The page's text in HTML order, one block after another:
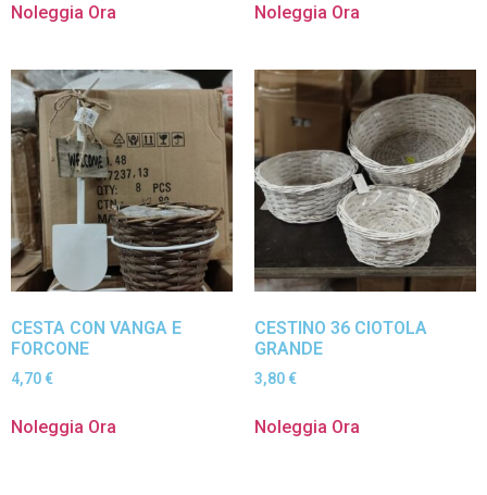
Noleggia Ora Noleggia Ora
CESTA CON VANGA E
FORCONE
4,70 €
Noleggia Ora
CESTINO 36 CIOTOLA
GRANDE
3,80 €
Noleggia Ora